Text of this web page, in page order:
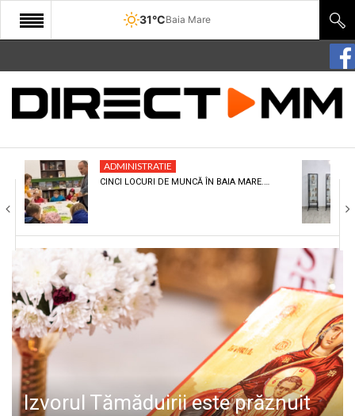
31°CBaia Mare
START
COMUNITATE
CULTURA
ECONOMIE
SANATATE
SPORT
SPECIAL
POLITIC
LIFE
ADMINISTRATIE
CINCI LOCURI DE MUNCĂ ÎN BAIA MARE.…
Izvorul Tămăduirii este prăznuit